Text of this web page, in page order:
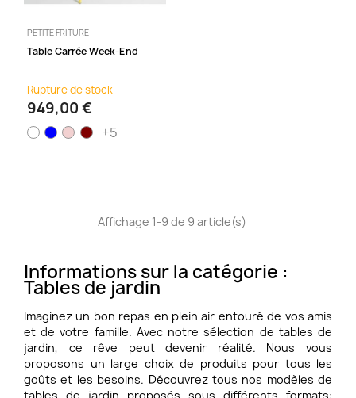
PETITE FRITURE
Table Carrée Week-End
Rupture de stock
949,00 €
+5
Affichage 1-9 de 9 article(s)
Informations sur la catégorie :
Tables de jardin
Imaginez un bon repas en plein air entouré de vos amis
et de votre famille. Avec notre sélection de tables de
jardin, ce rêve peut devenir réalité. Nous vous
proposons un large choix de produits pour tous les
goûts et les besoins. Découvrez tous nos modèles de
tables de jardin proposés sous différents formats: